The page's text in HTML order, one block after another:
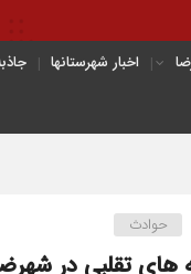
اخبار شهرستانها
حوادث
های تقلبی در